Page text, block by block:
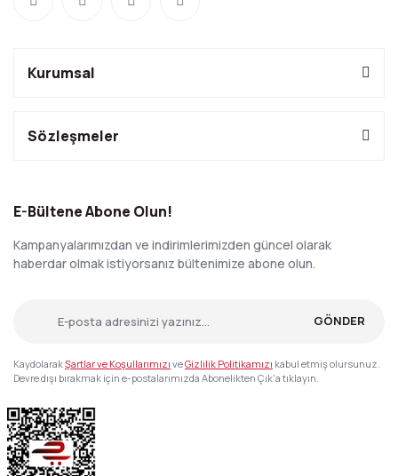
Kurumsal
Sözleşmeler
E-Bültene Abone Olun!
Kampanyalarımızdan ve indirimlerimizden güncel olarak
haberdar olmak istiyorsanız bültenimize abone olun.
GÖNDER
KaydolarakŞartlar ve Koşullarımızı veGizlilik Politikamızı kabul etmiş olursunuz.
Devre dışı bırakmak için e-postalarımızda Abonelikten Çık'a tıklayın.